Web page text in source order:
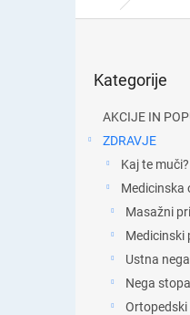
stran
kategorije
Kategorije
AKCIJE IN
ZDRAVJE
Kaj te muči?
Medicinska
Masažni
Medicinski
Ustna nega
Nega stopal